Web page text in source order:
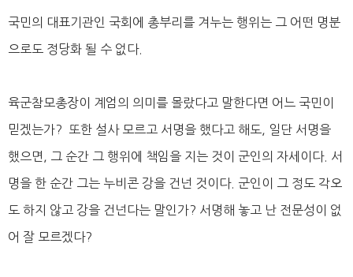
국민의 대표기관인 국회에 총부리를 겨누는 행위는 그 어떤 명분
으로도 정당화 될 수 없다.
육군참모총장이 계엄의 의미를 몰랐다고 말한다면 어느 국민이
믿겠는가? 또한 설사 모르고 서명을 했다고 해도, 일단 서명을
했으면, 그 순간 그 행위에 책임을 지는 것이 군인의 자세이다. 서
명을 한 순간 그는 누비콘 강을 건넌 것이다. 군인이 그 정도 각오
도 하지 않고 강을 건넌다는 말인가? 서명해 놓고 난 전문성이 없
어 잘 모르겠다?